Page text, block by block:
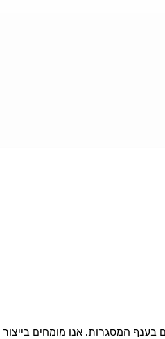
בענף המסגרות. אנו מומחים